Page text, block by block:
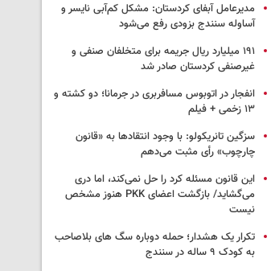
مدیرعامل آبفای کردستان: مشکل کم‌آبی نایسر و
آساوله سنندج بزودی رفع می‌شود
۱۹۱ میلیارد ریال جریمه برای متخلفان صنفی و
غیرصنفی کردستان صادر شد
انفجار در اتوبوس مسافربری در جرمانا؛ دو کشته و
۱۳ زخمی + فیلم
سزگین تانریکولو: با وجود انتقادها به «قانون
چارچوب» رأی مثبت می‌دهم
این قانون مسئله کرد را حل نمی‌کند، اما دری
می‌گشاید/ بازگشت اعضای PKK هنوز مشخص
نیست
تکرار یک هشدار؛ حمله دوباره سگ های بلاصاحب
به کودک ۹ ساله در سنندج